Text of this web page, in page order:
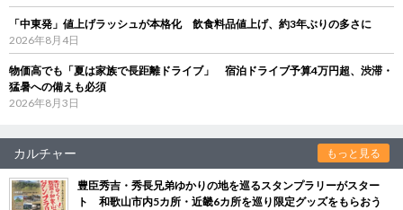
「中東発」値上げラッシュが本格化 飲食料品値上げ、約3年ぶりの多さに
2026年8月4日
物価高でも「夏は家族で長距離ドライブ」 宿泊ドライブ予算4万円超、渋滞・
猛暑への備えも必須
2026年8月3日
カルチャー もっと見る
豊臣秀吉・秀長兄弟ゆかりの地を巡るスタンプラリーがスター
ト 和歌山市内5カ所・近畿6カ所を巡り限定グッズをもらおう